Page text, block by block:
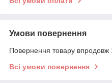
Умови повернення
Повернення товару впродовж
Всі умови повернення